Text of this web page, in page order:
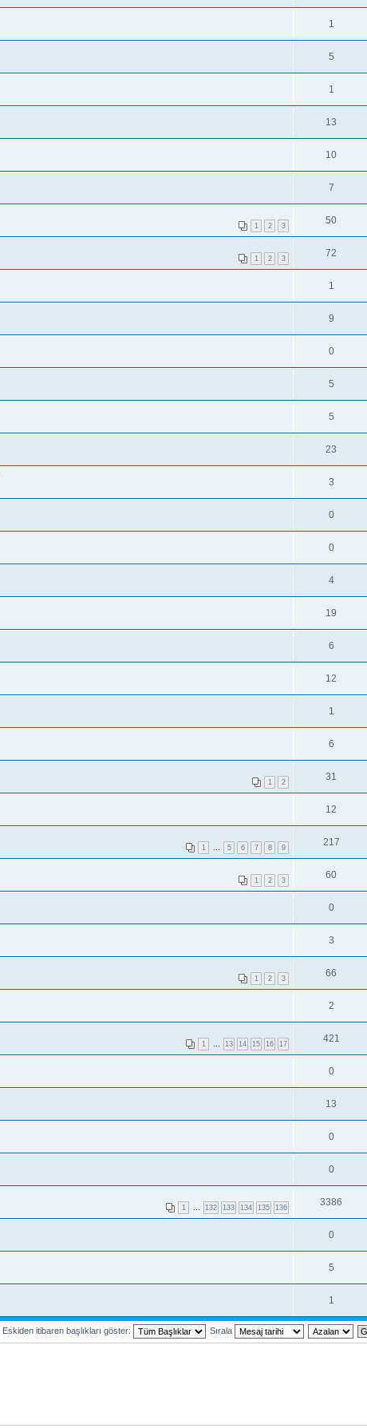
1
5
1
13
10
7
1 2 3 50
1 2 3 72
1
9
0
5
5
23
3
0
0
4
19
6
12
1
6
1 2 31
12
1 … 5 6 7 8 9 217
1 2 3 60
0
3
1 2 3 66
2
1 … 13 14 15 16 17 421
0
13
0
0
1 … 132 133 134 135 136 3386
0
5
1
Eskiden itibaren başlıkları göster: Sırala